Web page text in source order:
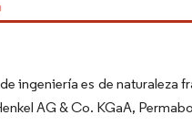
ingeniería es de
AG & Co. KGaA,